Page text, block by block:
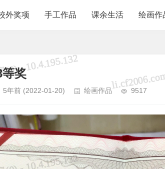
外奖项 手工作品 课余生活 绘画作
奖
5年前 (2022-01-20) 绘画作品 9517